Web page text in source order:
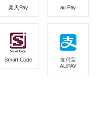
楽天Pay au Pay
Smart Code
支付宝
ALIPAY